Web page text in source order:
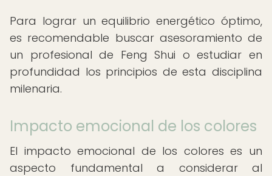
Para lograr un equilibrio energético óptimo,
es recomendable buscar asesoramiento de
un profesional de Feng Shui o estudiar en
profundidad los principios de esta disciplina
milenaria.
Impacto emocional de los colores
El impacto emocional de los colores es un
aspecto fundamental a considerar al